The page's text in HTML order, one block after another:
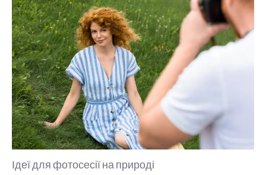
Ідеї для фотосесії на природі